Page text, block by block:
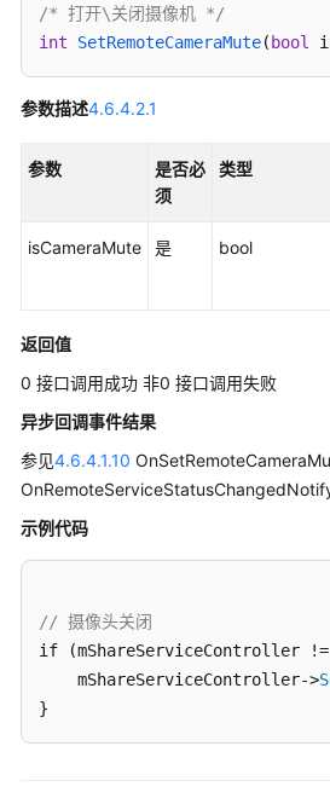
IdeaShare
载
IOS
Windows
更
速
/* 打开\关闭摄像机 */
int
SetRemoteCameraMute( bool
参数描述4.6.4.2.1
参数
是否必
须
类型
isCameraMute 是 bool
返回值
0 接口调用成功 非0 接口调用失败
异步回调事件结果
参见4.6.4.1.10
OnRemoteServiceStatusChangedNotify
示例代码
// 摄像头关闭
if (mShareServiceController
    mShareServiceController->
}